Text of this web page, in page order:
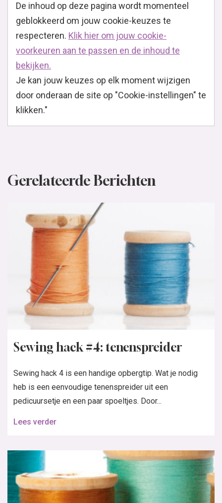
De inhoud op deze pagina wordt momenteel
geblokkeerd om jouw cookie-keuzes te
respecteren. Klik hier om jouw cookie-
voorkeuren aan te passen en de inhoud te
bekijken.
Je kan jouw keuzes op elk moment wijzigen
door onderaan de site op "Cookie-instellingen" te
klikken."
Gerelateerde Berichten
Sewing hack #4: tenenspreider
Sewing hack 4 is een handige opbergtip. Wat je nodig
heb is een eenvoudige tenenspreider uit een
pedicuursetje en een paar spoeltjes. Door...
Lees verder